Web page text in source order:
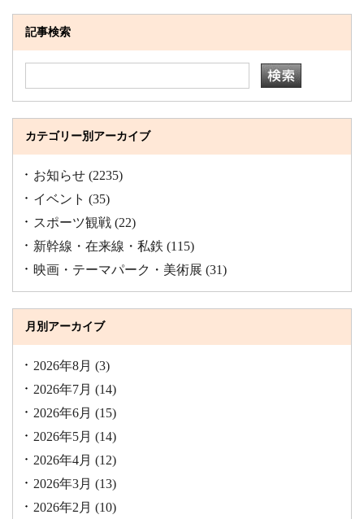
記事検索
カテゴリー別アーカイブ
お知らせ (2235)
イベント (35)
スポーツ観戦 (22)
新幹線・在来線・私鉄 (115)
映画・テーマパーク・美術展 (31)
月別アーカイブ
2026年8月 (3)
2026年7月 (14)
2026年6月 (15)
2026年5月 (14)
2026年4月 (12)
2026年3月 (13)
2026年2月 (10)